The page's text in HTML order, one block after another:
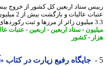
-ستاد اربعین -اربعین -عتبات عالیات
- کشور
جایگاه رفیع زیارت در کتاب